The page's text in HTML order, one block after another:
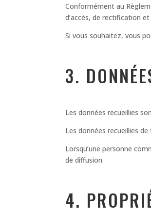
Conformément au
d’accès, de rectification
Si vous souhaitez, vous
3.
Les données recueillies
Les données recueillies
Lorsqu’une personne
de diffusion.
4.